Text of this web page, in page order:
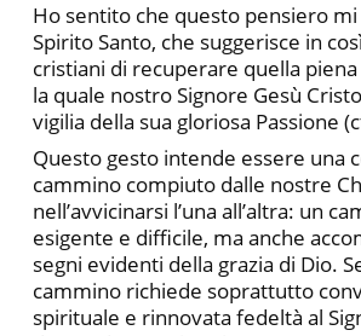
Ho sentito che questo pensiero
Spirito Santo, che suggerisce in
cristiani di recuperare quella
la quale nostro Signore Gesù
vigilia della sua gloriosa Passione
Questo gesto intende essere una
cammino compiuto dalle nostre
nell’avvicinarsi l’una all’altra: un
esigente e difficile, ma anche
segni evidenti della grazia di Dio.
cammino richiede soprattutto
spirituale e rinnovata fedeltà al